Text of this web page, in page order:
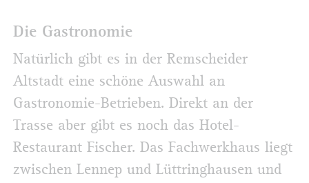
Die Gastronomie
Natürlich gibt es in der Remscheider
Altstadt eine schöne Auswahl an
Gastronomie-Betrieben. Direkt an der
Trasse aber gibt es noch das Hotel-
Restaurant Fischer. Das Fachwerkhaus liegt
zwischen Lennep und Lüttringhausen und